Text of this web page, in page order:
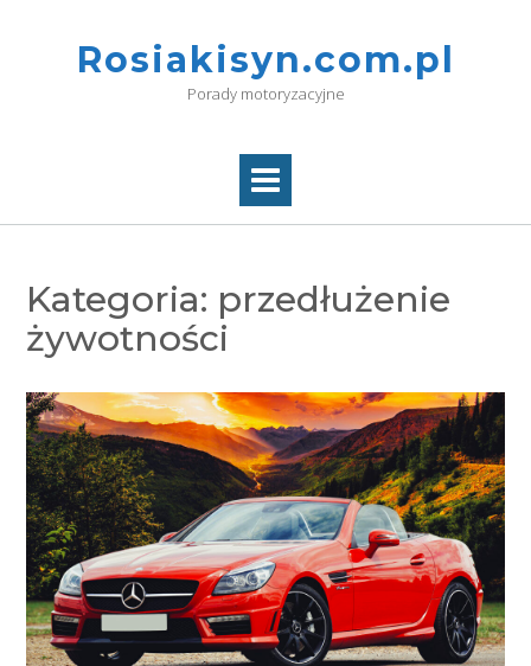
Rosiakisyn.com.pl
Porady motoryzacyjne
Kategoria: przedłużenie
żywotności